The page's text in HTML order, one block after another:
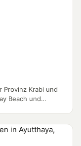
Krabi und
Beach und